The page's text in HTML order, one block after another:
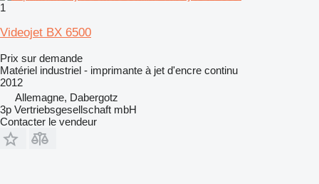
1
Videojet BX 6500
Prix sur demande
Matériel industriel - imprimante à jet d'encre continu
2012
Allemagne, Dabergotz
3p Vertriebsgesellschaft mbH
Contacter le vendeur